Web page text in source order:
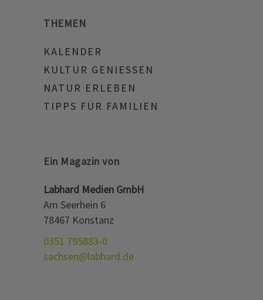
THEMEN
KALENDER
KULTUR GENIESSEN
NATUR ERLEBEN
TIPPS FÜR FAMILIEN
Ein Magazin von
Labhard Medien GmbH
Am Seerhein 6
78467 Konstanz
0351 795883-0
sachsen@labhard.de